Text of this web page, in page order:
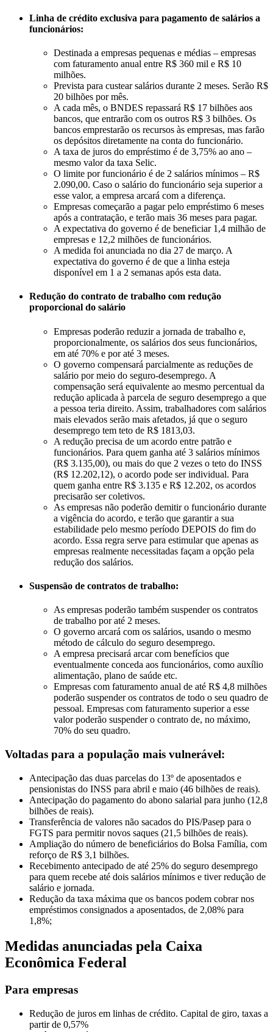
Linha de crédito exclusiva para pagamento de salários a
funcionários:
Destinada a empresas pequenas e médias – empresas
com faturamento anual entre R$ 360 mil e R$ 10
milhões.
Prevista para custear salários durante 2 meses. Serão R$
20 bilhões por mês.
A cada mês, o BNDES repassará R$ 17 bilhões aos
bancos, que entrarão com os outros R$ 3 bilhões. Os
bancos emprestarão os recursos às empresas, mas farão
os depósitos diretamente na conta do funcionário.
A taxa de juros do empréstimo é de 3,75% ao ano –
mesmo valor da taxa Selic.
O limite por funcionário é de 2 salários mínimos – R$
2.090,00. Caso o salário do funcionário seja superior a
esse valor, a empresa arcará com a diferença.
Empresas começarão a pagar pelo empréstimo 6 meses
após a contratação, e terão mais 36 meses para pagar.
A expectativa do governo é de beneficiar 1,4 milhão de
empresas e 12,2 milhões de funcionários.
A medida foi anunciada no dia 27 de março. A
expectativa do governo é de que a linha esteja
disponível em 1 a 2 semanas após esta data.
Redução do contrato de trabalho com redução
proporcional do salário
Empresas poderão reduzir a jornada de trabalho e,
proporcionalmente, os salários dos seus funcionários,
em até 70% e por até 3 meses.
O governo compensará parcialmente as reduções de
salário por meio do seguro-desemprego. A
compensação será equivalente ao mesmo percentual da
redução aplicada à parcela de seguro desemprego a que
a pessoa teria direito. Assim, trabalhadores com salários
mais elevados serão mais afetados, já que o seguro
desemprego tem teto de R$ 1813,03.
A redução precisa de um acordo entre patrão e
funcionários. Para quem ganha até 3 salários mínimos
(R$ 3.135,00), ou mais do que 2 vezes o teto do INSS
(R$ 12.202,12), o acordo pode ser individual. Para
quem ganha entre R$ 3.135 e R$ 12.202, os acordos
precisarão ser coletivos.
As empresas não poderão demitir o funcionário durante
a vigência do acordo, e terão que garantir a sua
estabilidade pelo mesmo período DEPOIS do fim do
acordo. Essa regra serve para estimular que apenas as
empresas realmente necessitadas façam a opção pela
redução dos salários.
Suspensão de contratos de trabalho:
As empresas poderão também suspender os contratos
de trabalho por até 2 meses.
O governo arcará com os salários, usando o mesmo
método de cálculo do seguro desemprego.
A empresa precisará arcar com benefícios que
eventualmente conceda aos funcionários, como auxílio
alimentação, plano de saúde etc.
Empresas com faturamento anual de até R$ 4,8 milhões
poderão suspender os contratos de todo o seu quadro de
pessoal. Empresas com faturamento superior a esse
valor poderão suspender o contrato de, no máximo,
70% do seu quadro.
Voltadas para a população mais vulnerável:
Antecipação das duas parcelas do 13º de aposentados e
pensionistas do INSS para abril e maio (46 bilhões de reais).
Antecipação do pagamento do abono salarial para junho (12,8
bilhões de reais).
Transferência de valores não sacados do PIS/Pasep para o
FGTS para permitir novos saques (21,5 bilhões de reais).
Ampliação do número de beneficiários do Bolsa Família, com
reforço de R$ 3,1 bilhões.
Recebimento antecipado de até 25% do seguro desemprego
para quem recebe até dois salários mínimos e tiver redução de
salário e jornada.
Redução da taxa máxima que os bancos podem cobrar nos
empréstimos consignados a aposentados, de 2,08% para
1,8%;
Medidas anunciadas pela Caixa
Econômica Federal
Para empresas
Redução de juros em linhas de crédito. Capital de giro, taxas a
partir de 0,57%